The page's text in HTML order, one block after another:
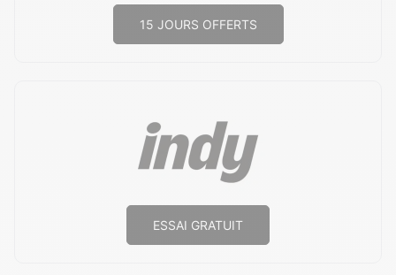
15 JOURS OFFERTS
ESSAI GRATUIT